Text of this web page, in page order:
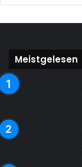
Meistgelesen